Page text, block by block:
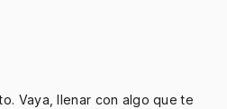
Vaya, llenar con algo que te